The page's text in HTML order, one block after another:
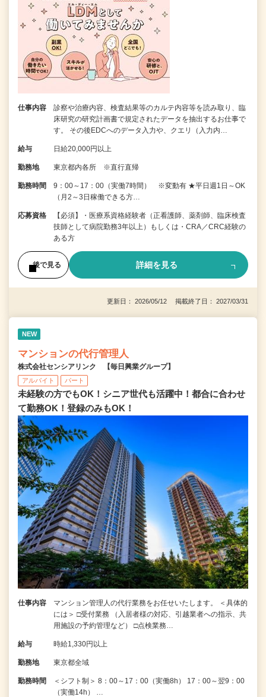
仕事内容
診察や治療内容、検査結果等のカルテ内容等を読み取り、臨
床研究の研究計画書で規定されたデータを抽出するお仕事で
す。 その後EDCへのデータ入力や、クエリ（入力内…
給与 日給20,000円以上
勤務地 東京都内各所 ※直行直帰
勤務時間
9：00～17：00（実働7時間） ※変動有 ★平日週1日～OK
（月2～3日稼働できる方…
応募資格
【必須】・医療系資格経験者（正看護師、薬剤師、臨床検査
技師として病院勤務3年以上）もしくは・CRA／CRC経験の
ある方
後で見る 詳細を見る
更新日： 2026/05/12 掲載終了日： 2027/03/31
NEW
マンションの代行管理人
株式会社センシアリンク 【毎日興業グループ】
アルバイト パート
未経験の方でもOK！シニア世代も活躍中！都合に合わせ
て勤務OK！登録のみもOK！
仕事内容
マンション管理人の代行業務をお任せいたします。 ＜具体的
には＞ □受付業務 （入居者様の対応、引越業者への指示、共
用施設の予約管理など） □点検業務…
給与 時給1,330円以上
勤務地 東京都全域
勤務時間
＜シフト制＞ 8：00～17：00（実働8h） 17：00～翌9：00
（実働14h） …